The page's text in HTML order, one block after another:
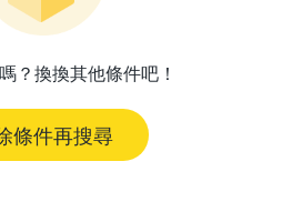
？換換其他條件吧！
條件再搜尋